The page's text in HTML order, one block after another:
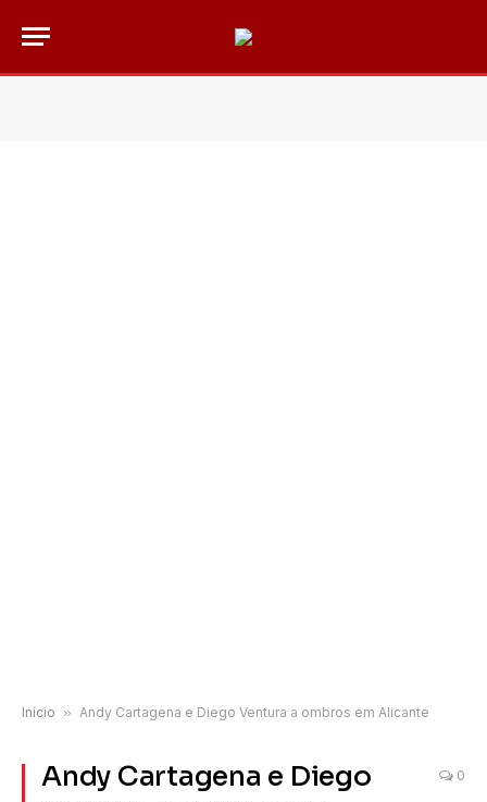
Início » Andy Cartagena e Diego Ventura a ombros em Alicante
Andy Cartagena e Diego
0